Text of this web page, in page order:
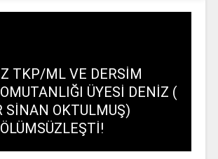
TKP/ML VE DERSİM
ÜYESİ DENİZ (
SİNAN OKTULMUŞ)